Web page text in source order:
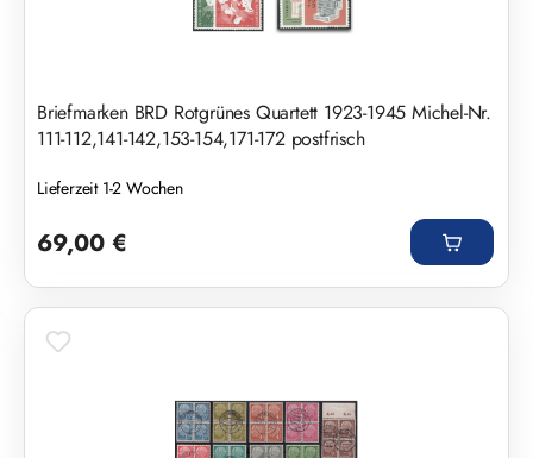
Briefmarken BRD Rotgrünes Quartett 1923-1945 Michel-Nr.
111-112,141-142,153-154,171-172 postfrisch
Lieferzeit 1-2 Wochen
69,00 €